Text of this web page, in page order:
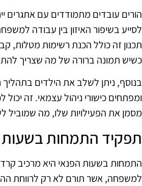
הורים עובדים מתמודדים עם אתגרים
לסייע בשיפור האיזון בין עבודה
תכנון זה כולל הכנת רשימות מטלות,
כשיש תמונה ברורה של מה שצריך
בנוסף, ניתן לשלב את הילדים בתהליך
ומפתחים כישורי ניהול עצמאי. זה
מסמן את הפעילויות שלו, מה שמוביל
תפקיד התמחות בשעות
התמחות בשעות הפנאי היא מרכיב
למשפחה, אשר תורם לא רק לרווחת